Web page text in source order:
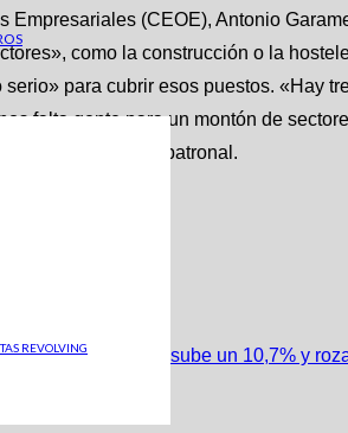
REVOLVING
(CEOE), Antonio
como la construcción o la
para cubrir esos puestos. «Hay
falta gente para un montón de
presidente de la patronal.
impulso del IPC: sube un 10,7% y